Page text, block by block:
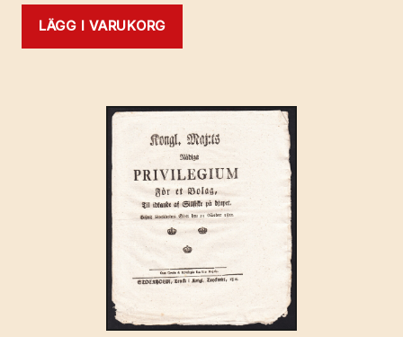
LÄGG I VARUKORG